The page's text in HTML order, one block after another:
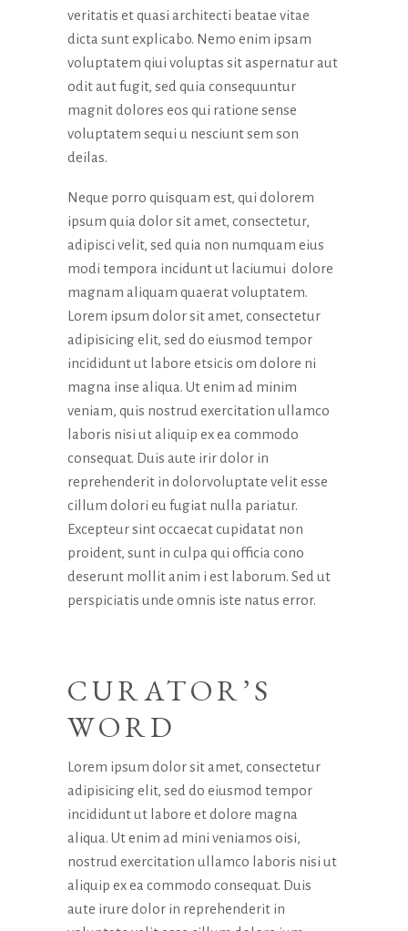
veritatis et quasi architecti beatae vitae
dicta sunt explicabo. Nemo enim ipsam
voluptatem qiui voluptas sit aspernatur aut
odit aut fugit, sed quia consequuntur
magnit dolores eos qui ratione sense
voluptatem sequi u nesciunt sem son
deilas.
Neque porro quisquam est, qui dolorem
ipsum quia dolor sit amet, consectetur,
adipisci velit, sed quia non numquam eius
modi tempora incidunt ut laciumui dolore
magnam aliquam quaerat voluptatem.
Lorem ipsum dolor sit amet, consectetur
adipisicing elit, sed do eiusmod tempor
incididunt ut labore etsicis om dolore ni
magna inse aliqua. Ut enim ad minim
veniam, quis nostrud exercitation ullamco
laboris nisi ut aliquip ex ea commodo
consequat. Duis aute irir dolor in
reprehenderit in dolorvoluptate velit esse
cillum dolori eu fugiat nulla pariatur.
Excepteur sint occaecat cupidatat non
proident, sunt in culpa qui officia cono
deserunt mollit anim i est laborum. Sed ut
perspiciatis unde omnis iste natus error.
CURATOR’S
WORD
Lorem ipsum dolor sit amet, consectetur
adipisicing elit, sed do eiusmod tempor
incididunt ut labore et dolore magna
aliqua. Ut enim ad mini veniamos oisi,
nostrud exercitation ullamco laboris nisi ut
aliquip ex ea commodo consequat. Duis
aute irure dolor in reprehenderit in